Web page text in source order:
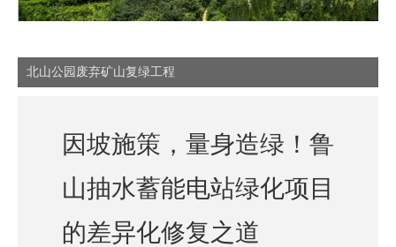
北山公园废弃矿山复绿工程
因坡施策，量身造绿！鲁
山抽水蓄能电站绿化项目
的差异化修复之道